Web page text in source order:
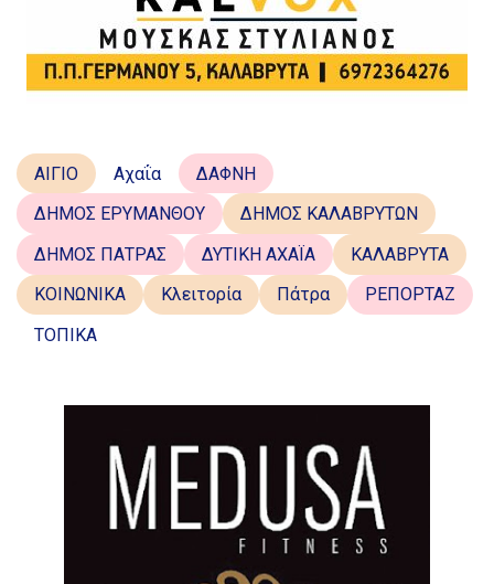
ΑΙΓΙΟ Αχαΐα
ΔΑΦΝΗ
ΔΗΜΟΣ ΕΡΥΜΑΝΘΟΥ
ΔΗΜΟΣ ΚΑΛΑΒΡΥΤΩΝ
ΔΗΜΟΣ ΠΑΤΡΑΣ
ΔΥΤΙΚΗ ΑΧΑΪΑ
ΚΑΛΑΒΡΥΤΑ
ΚΟΙΝΩΝΙΚΑ
Κλειτορία Πάτρα
ΡΕΠΟΡΤΑΖ
ΤΟΠΙΚΑ